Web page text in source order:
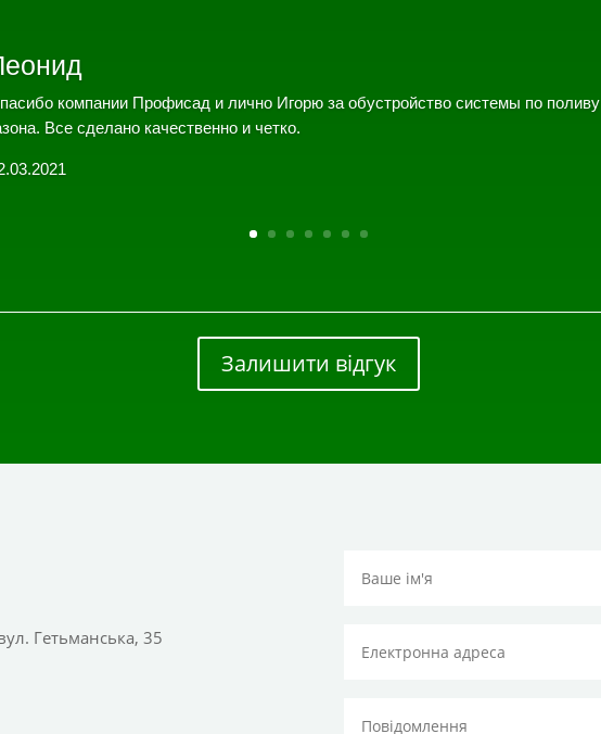
компании Профисад и лично Игорю за обустройство системы по поливу
Все сделано качественно и четко.
Залишити відгук
Гетьманська, 35